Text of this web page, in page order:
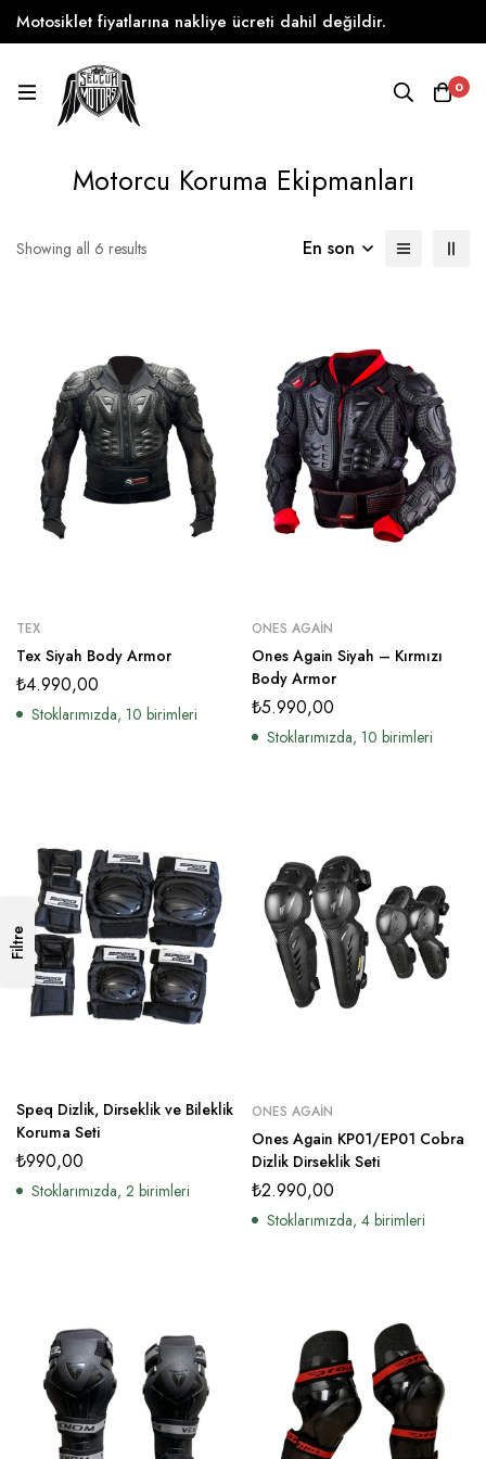
Motosiklet fiyatlarına nakliye ücreti dahil değildir.
0
Motorcu Koruma Ekipmanları
Filtre
Showing all 6 results En son
TEX
Tex Siyah Body Armor
₺4.990,00
Stoklarımızda, 10 birimleri
ONES AGAIN
Ones Again Siyah – Kırmızı
Body Armor
₺5.990,00
Stoklarımızda, 10 birimleri
Speq Dizlik, Dirseklik ve Bileklik
Koruma Seti
₺990,00
Stoklarımızda, 2 birimleri
ONES AGAIN
Ones Again KP01/EP01 Cobra
Dizlik Dirseklik Seti
₺2.990,00
Stoklarımızda, 4 birimleri